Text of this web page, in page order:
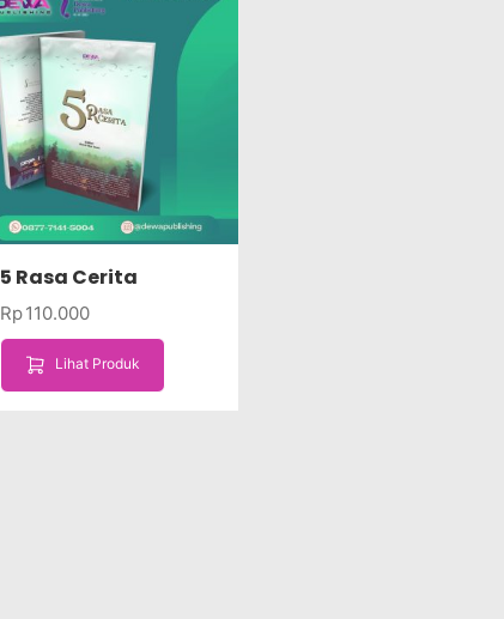
5 Rasa Cerita
Rp110.000
Lihat Produk